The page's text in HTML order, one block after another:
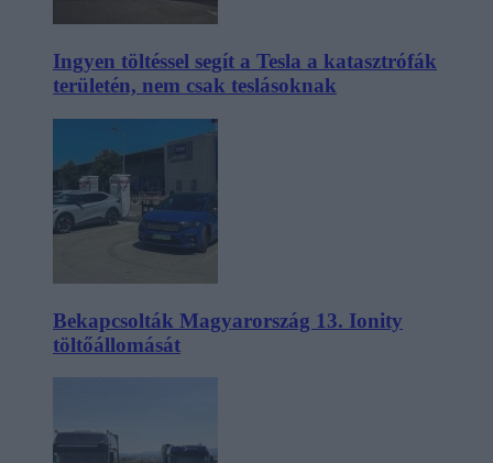
Ingyen töltéssel segít a Tesla a katasztrófák
területén, nem csak teslásoknak
Bekapcsolták Magyarország 13. Ionity
töltőállomását